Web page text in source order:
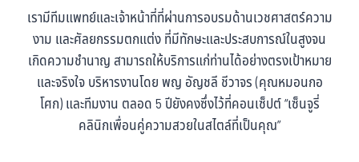
เรามีทีมแพทย์และเจ้าหน้าที่ที่ผ่านการอบรมด้านเวชศาสตร์ความ
งาม และศัลยกรรมตกแต่ง ที่มีทักษะและประสบการณ์ในสูงจน
เกิดความชำนาญ สามารถให้บริการแก่ท่านได้อย่างตรงเป้าหมาย
และจริงใจ บริหารงานโดย พญ อัญชลี ชีวาจร (คุณหมอนกอ
โศก) และทีมงาน ตลอด 5 ปียังคงซึ่งไว้ที่คอนเซ็ปต์ “เซ็นจูรี่
คลินิกเพื่อนคู่ความสวยในสไตล์ที่เป็นคุณ”